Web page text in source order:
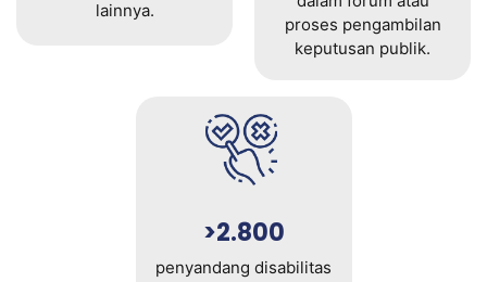
lainnya.
proses pengambilan
keputusan publik.
>2.800
penyandang disabilitas